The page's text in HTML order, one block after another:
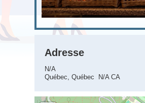
Adresse
N/A
Québec, Québec N/A CA